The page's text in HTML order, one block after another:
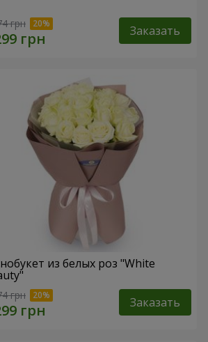
грн Заказать
из белых роз "White
грн Заказать